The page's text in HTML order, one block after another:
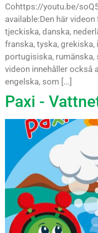
Cohttps://youtu.be/
available:Den här
tjeckiska, danska,
franska, tyska,
portugisiska, rumänska,
videon innehåller också
engelska, som [...]
Paxi -